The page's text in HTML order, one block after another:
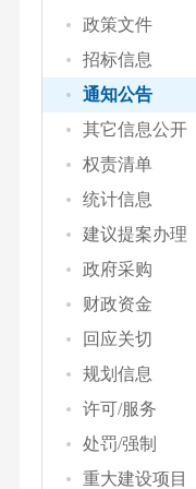
政策文件
招标信息
通知公告
其它信息公开
权责清单
统计信息
建议提案办理
政府采购
财政资金
回应关切
规划信息
许可/服务
处罚/强制
重大建设项目